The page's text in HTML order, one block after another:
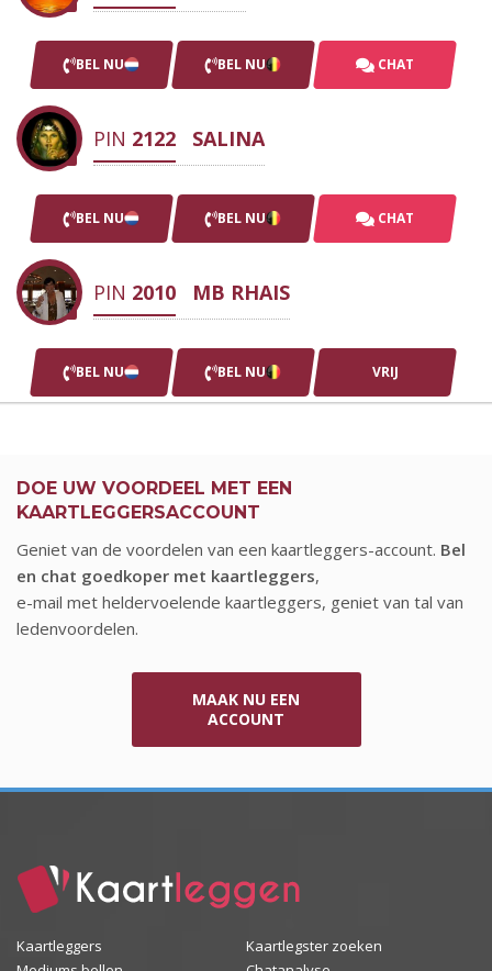
BEL NU BEL NU CHAT
PIN 2122 SALINA
BEL NU BEL NU CHAT
PIN 2010 MB RHAIS
BEL NU BEL NU VRIJ
DOE UW VOORDEEL MET EEN
KAARTLEGGERSACCOUNT
Geniet van de voordelen van een kaartleggers-account. Bel
en chat goedkoper met kaartleggers,
e-mail met heldervoelende kaartleggers, geniet van tal van
ledenvoordelen.
MAAK NU EEN
ACCOUNT
Kaartleggers
Kaartlegster zoeken